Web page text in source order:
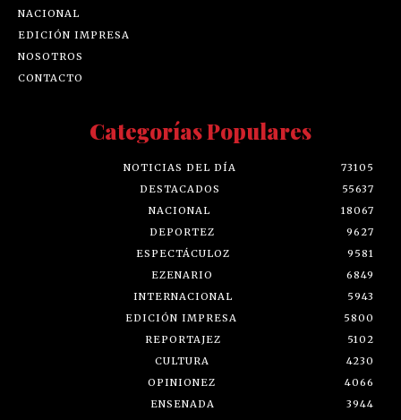
NACIONAL
EDICIÓN IMPRESA
NOSOTROS
CONTACTO
Categorías Populares
NOTICIAS DEL DÍA
73105
DESTACADOS
55637
NACIONAL
18067
DEPORTEZ
9627
ESPECTÁCULOZ
9581
EZENARIO
6849
INTERNACIONAL
5943
EDICIÓN IMPRESA
5800
REPORTAJEZ
5102
CULTURA
4230
OPINIONEZ
4066
ENSENADA
3944